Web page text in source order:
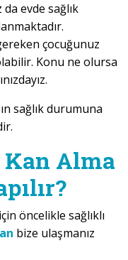
da evde sağlık
çocuğunuz
Konu ne olursa
sağlık durumuna
Alma
öncelikle sağlıklı
bize ulaşmanız